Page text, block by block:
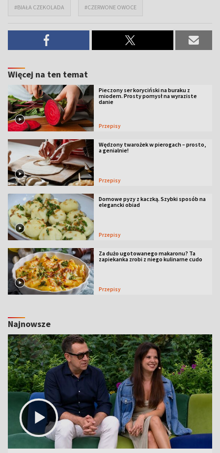
#BIAŁA CZEKOLADA #CZERWONE OWOCE
Więcej na ten temat
Pieczony ser koryciński na buraku z
miodem. Prosty pomysł na wyraziste
danie
Przepisy
Wędzony twarożek w pierogach – prosto,
a genialnie!
Przepisy
Domowe pyzy z kaczką. Szybki sposób na
elegancki obiad
Przepisy
Za dużo ugotowanego makaronu? Ta
zapiekanka zrobi z niego kulinarne cudo
Przepisy
Najnowsze